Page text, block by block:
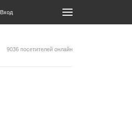
Вход
9036 посетителей онлайн